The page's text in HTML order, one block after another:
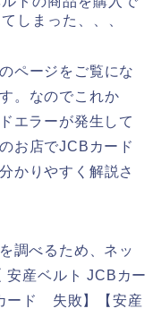
しまった、、、
ページをご覧にな
。なのでこれか
エラーが発生して
お店でJCBカード
かりやすく解説さ
調べるため、ネッ
安産ベルト JCBカー
ード 失敗】【安産